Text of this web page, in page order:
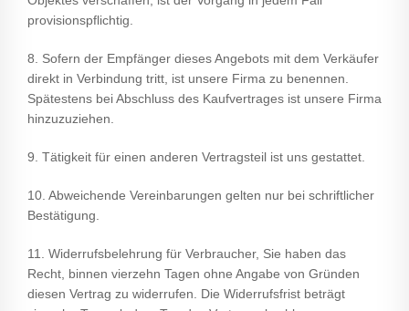
provisionspflichtig.
8. Sofern der Empfänger dieses Angebots mit dem Verkäufer
direkt in Verbindung tritt, ist unsere Firma zu benennen.
Spätestens bei Abschluss des Kaufvertrages ist unsere Firma
hinzuzuziehen.
9. Tätigkeit für einen anderen Vertragsteil ist uns gestattet.
10. Abweichende Vereinbarungen gelten nur bei schriftlicher
Bestätigung.
11. Widerrufsbelehrung für Verbraucher, Sie haben das
Recht, binnen vierzehn Tagen ohne Angabe von Gründen
diesen Vertrag zu widerrufen. Die Widerrufsfrist beträgt